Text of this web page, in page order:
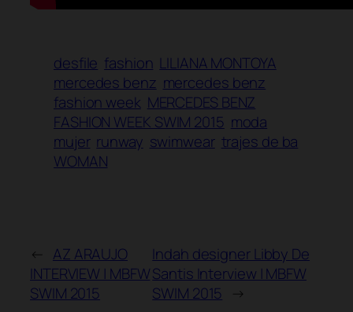
desfile fashion LILIANA MONTOYA
mercedes benz mercedes benz
fashion week MERCEDES BENZ
FASHION WEEK SWIM 2015 moda
mujer runway swimwear trajes de ba
WOMAN
←
AZ ARAUJO
INTERVIEW | MBFW
SWIM 2015
Indah designer Libby De
Santis Interview | MBFW
SWIM 2015
→